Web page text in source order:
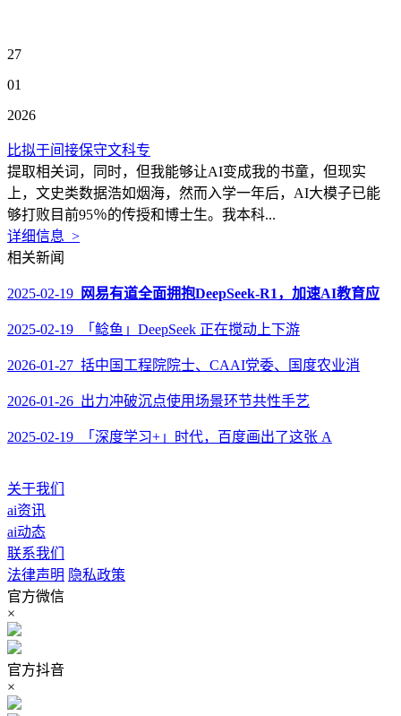
27
01
2026
比拟于间接保守文科专
提取相关词，同时，但我能够让AI变成我的书童，但现实
上，文史类数据浩如烟海，然而入学一年后，AI大模子已能
够打败目前95％的传授和博士生。我本科...
详细信息 >
相关新闻
2025-02-19 网易有道全面拥抱DeepSeek-R1，加速AI教育应
2025-02-19 「鲶鱼」DeepSeek 正在搅动上下游
2026-01-27 括中国工程院院士、CAAI党委、国度农业消
2026-01-26 出力冲破沉点使用场景环节共性手艺
2025-02-19 「深度学习+」时代，百度画出了这张 A
关于我们
ai资讯
ai动态
联系我们
法律声明 隐私政策
官方微信
×
官方抖音
×